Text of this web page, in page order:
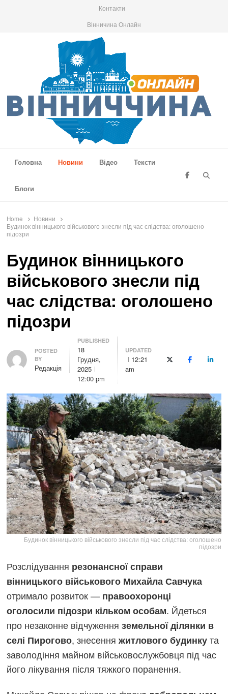
Контакти
Вінничина Онлайн
Головна
Новини Відео Тексти
Блоги
Home
Новини
Будинок вінницького військового знесли під час слідства: оголошено
підозри
Будинок вінницького
військового знесли під
час слідства: оголошено
підозри
Author
POSTED
BY
Редакція
PUBLISHED
18
Грудня,
2025
12:00 pm
UPDATED
12:21
am
X (Twitter)Facebook
Будинок вінницького військового знесли під час слідства: оголошено
підозри
Розслідування резонансної справи
вінницького військового Михайла Савчука
отримало розвиток — правоохоронці
оголосили підозри кільком особам. Йдеться
про незаконне відчуженняземельної ділянки в
селі Пирогово, знесенняжитлового будинкута
заволодіння майном військовослужбовця під час
його лікування після тяжкого поранення.